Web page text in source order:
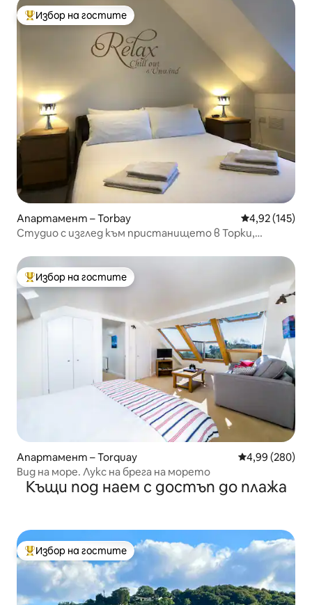
Най-популярен избор на гостите
Избор на гостите
Апартамент – Torbay Средна
4,92 (145)
Студио с изглед към пристанището в Торки,
Най-популярен избор на гостите
Избор на гостите
Апартамент – Torquay Средна
4,99 (280)
Вид на море. Лукс на брега на морето
Къщи под наем с достъп до плажа
Най-популярен избор на гостите
Избор на гостите